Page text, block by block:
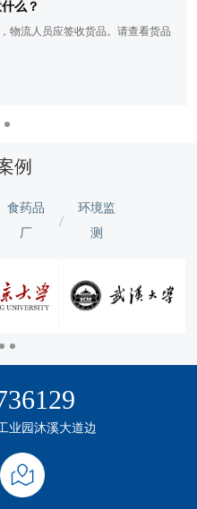
么？
物流人员应签收货品。请查看货品
例
食药品
厂
环境监
测
业园沐溪大道边